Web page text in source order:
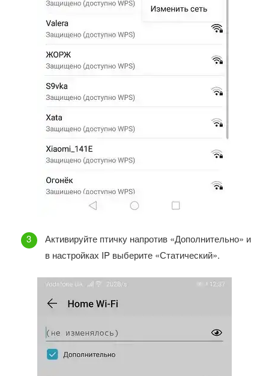
Активируйте птичку напротив «Дополнительно» и
в настройках IP выберите «Статический».